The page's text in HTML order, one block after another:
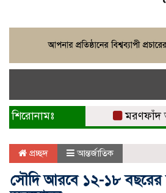
শিরোনামঃ মরণফাঁদ
প্রচ্ছদ আন্তর্জাতিক
সৌদি আরবে ১২-১৮ বছরের